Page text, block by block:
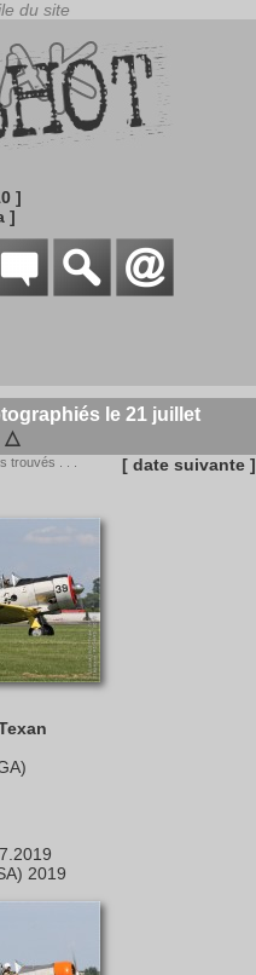
]
]
le 21 juillet
△
trouvés . . .
[ date suivante ]
2019